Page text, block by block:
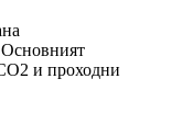
Основният
и проходни